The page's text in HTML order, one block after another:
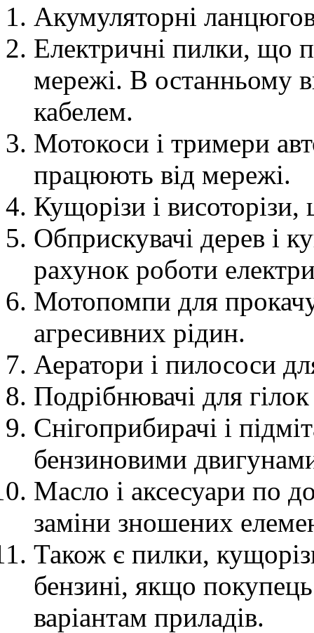
Акумуляторні
Електричні пилки, що
мережі. В останньому
кабелем.
Мотокоси і тримери
працюють від мережі.
Кущорізи і
Обприскувачі дерев і
рахунок роботи
Мотопомпи для
агресивних рідин.
Аератори і пилососи
Подрібнювачі для
Снігоприбирачі і
бензиновими
Масло і аксесуари по
заміни зношених
Також є пилки,
бензині, якщо
варіантам приладів.